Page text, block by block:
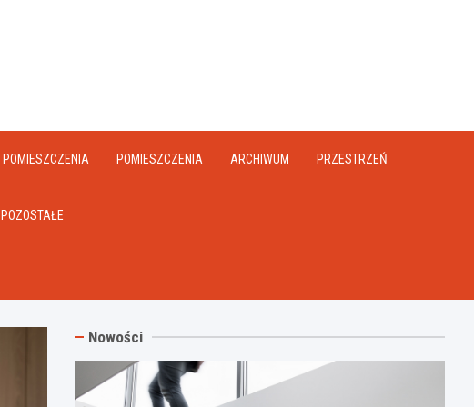
POMIESZCZENIA POMIESZCZENIA ARCHIWUM PRZESTRZEŃ
POZOSTAŁE
Nowości